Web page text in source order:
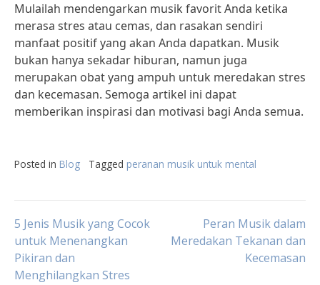
Mulailah mendengarkan musik favorit Anda ketika
merasa stres atau cemas, dan rasakan sendiri
manfaat positif yang akan Anda dapatkan. Musik
bukan hanya sekadar hiburan, namun juga
merupakan obat yang ampuh untuk meredakan stres
dan kecemasan. Semoga artikel ini dapat
memberikan inspirasi dan motivasi bagi Anda semua.
Posted in Blog Tagged peranan musik untuk mental
Post
navigation
5 Jenis Musik yang Cocok
untuk Menenangkan
Pikiran dan
Menghilangkan Stres
Peran Musik dalam
Meredakan Tekanan dan
Kecemasan